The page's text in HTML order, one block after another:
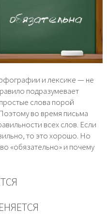
и лексике — не
подразумевает
слова порой
во время письма
всех слов. Если
то это хорошо. Но
«обязательно» и почему